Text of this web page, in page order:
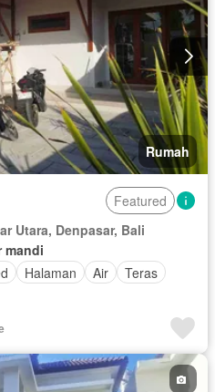
Rumah
Featured
Utara, Denpasar, Bali
mandi
Halaman Air
Teras